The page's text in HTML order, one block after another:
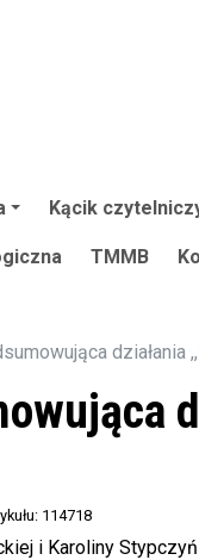
Kącik
TMMB
114718
i Karoliny